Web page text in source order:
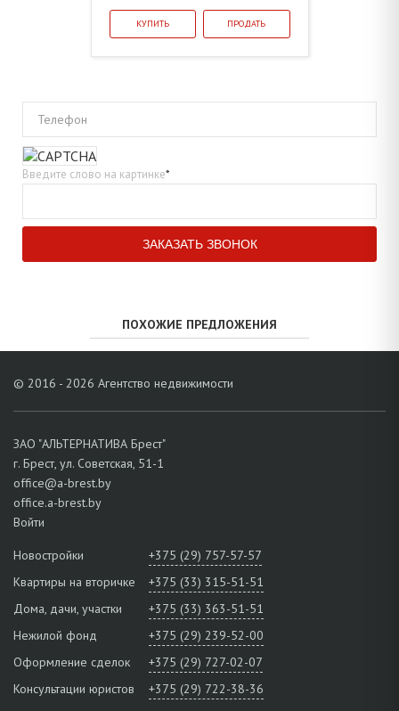
КУПИТЬ ПРОДАТЬ
Телефон
Введите слово на картинке*
ПОХОЖИЕ ПРЕДЛОЖЕНИЯ
© 2016 - 2026 Агентство недвижимости
ЗАО "АЛЬТЕРНАТИВА Брест"
г. Брест, ул. Советская, 51-1
office@a-brest.by
office.a-brest.by
Войти
Новостройки
+375 (29) 757-57-57
Квартиры на вторичке
+375 (33) 315-51-51
Дома, дачи, участки
+375 (33) 363-51-51
Нежилой фонд
+375 (29) 239-52-00
Оформление сделок
+375 (29) 727-02-07
Консультации юристов
+375 (29) 722-38-36